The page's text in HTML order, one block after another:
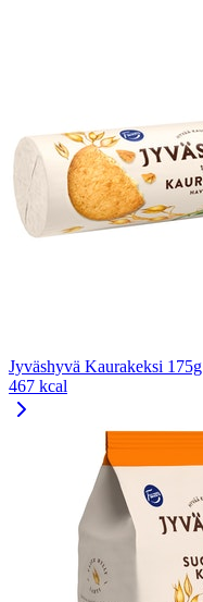
Jyväshyvä Kaurakeksi 175g
467 kcal